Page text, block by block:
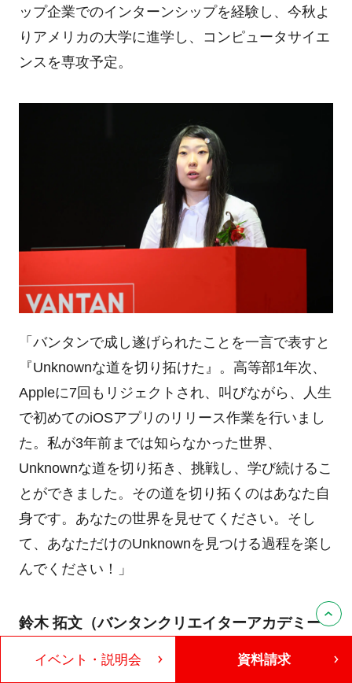
ップ企業でのインターンシップを経験し、今秋よ
りアメリカの大学に進学し、コンピュータサイエ
ンスを専攻予定。
「バンタンで成し遂げられたことを一言で表すと
『Unknownな道を切り拓けた』。高等部1年次、
Appleに7回もリジェクトされ、叫びながら、人生
で初めてのiOSアプリのリリース作業を行いまし
た。私が3年前までは知らなかった世界、
Unknownな道を切り拓き、挑戦し、学び続けるこ
とができました。その道を切り拓くのはあなた自
身です。あなたの世界を見せてください。そし
て、あなただけのUnknownを見つける過程を楽し
んでください！」
鈴木 拓文（バンタンクリエイターアカデミー
専門部 クリエイター専攻3年）
イベント・説明会 資料請求